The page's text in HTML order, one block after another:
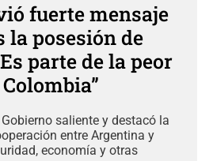
fuerte mensaje
la posesión de
parte de la peor
saliente y destacó la
entre Argentina y
economía y otras